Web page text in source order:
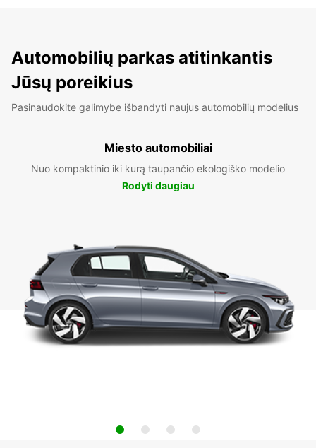
Automobilių parkas atitinkantis
Jūsų poreikius
Pasinaudokite galimybe išbandyti naujus automobilių modelius
Miesto automobiliai
Nuo kompaktinio iki kurą taupančio ekologiško modelio
Rodyti daugiau